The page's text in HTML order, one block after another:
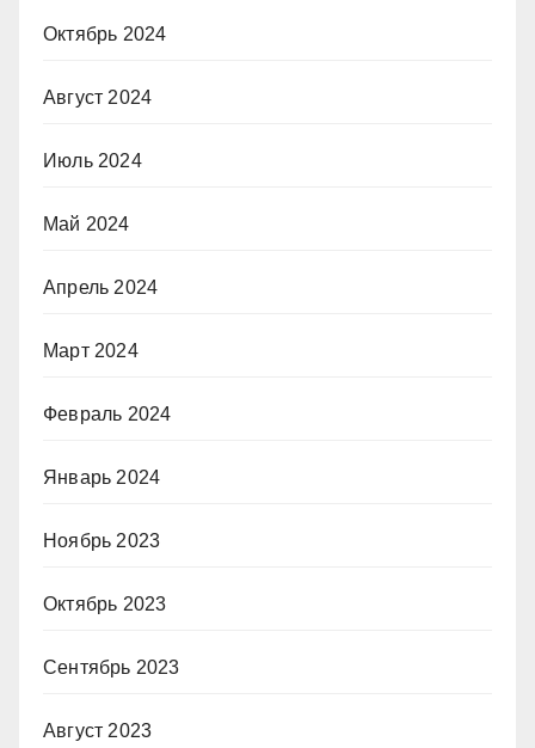
Октябрь 2024
Август 2024
Июль 2024
Май 2024
Апрель 2024
Март 2024
Февраль 2024
Январь 2024
Ноябрь 2023
Октябрь 2023
Сентябрь 2023
Август 2023